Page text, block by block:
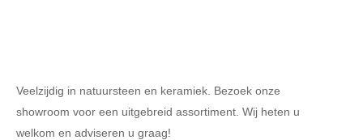
Veelzijdig in natuursteen en keramiek. Bezoek onze
showroom voor een uitgebreid assortiment. Wij heten u
welkom en adviseren u graag!